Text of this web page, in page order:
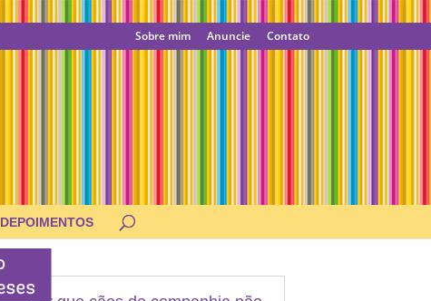
Sobre mim Anuncie Contato
DEPOIMENTOS